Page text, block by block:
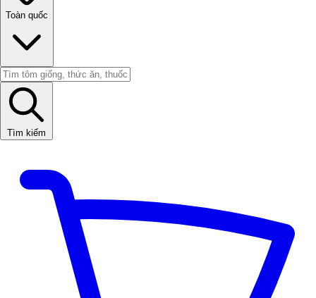
Toàn quốc
Tìm kiếm